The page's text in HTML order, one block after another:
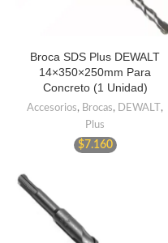
Broca SDS Plus DEWALT
14×350×250mm Para
Concreto (1 Unidad)
Accesorios, Brocas, DEWALT ,
Plus
$7.160